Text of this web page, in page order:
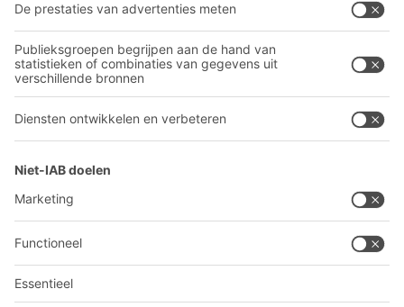
Ons wereldwijde netwerk
A
YOUR LIFE.
03 870 99 00
© 2026 BITO-Lagertechnik Bittmann GmbH